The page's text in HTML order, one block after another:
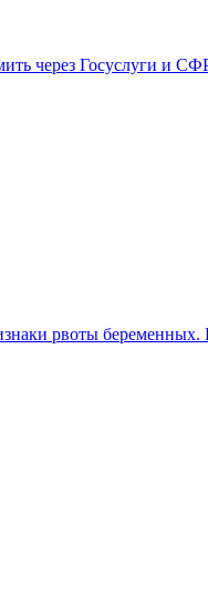
через Госуслуги и
рвоты беременных.